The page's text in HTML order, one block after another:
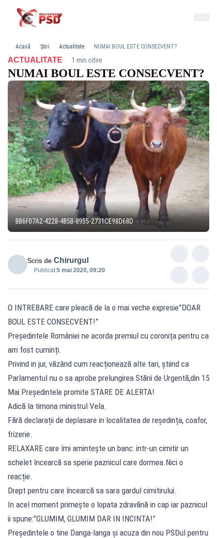
Acasă Știri Actualitate NUMAI BOUL ESTE CONSECVENT?
ACTUALITATE· 1 min citire
NUMAI BOUL ESTE CONSECVENT?
BB6F07A2-4228-4B5B-8955-2731CE98D68D
Scris de Chirurgul
Publicat:5 mai 2020, 09:20
O INTREBARE care pleacă de la o mai veche expresie”DOAR
BOUL ESTE CONSECVENT!”
Președintele României ne acorda premiul cu coronița pentru ca
am fost cuminți.
Privind in jur, văzând cum reacționează alte tari, știind ca
Parlamentul nu o sa aprobe prelungirea Stării de Urgentă,din 15
Mai Președintele promite STARE DE ALERTA!
Adică la timona ministrul Vela.
Fără declarații de deplasare in localitatea de reședința, coafor,
frizerie.
RELAXARE care îmi amintește un banc: intr-un cimitir un
schelet încearcă sa sperie paznicul care dormea.Nici o
reacție.
Drept pentru care încearcă sa sara gardul cimitirului.
In acel moment primește o lopata zdravănă in cap iar paznicul
ii spune:”GLUMIM, GLUMIM DAR IN INCINTA!”
Președintele o tine Danga-langa și acuza din nou PSDul pentru